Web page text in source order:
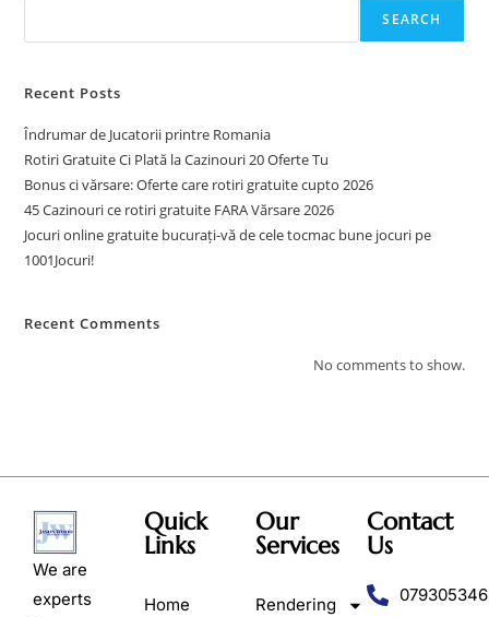
SEARCH
Recent Posts
Îndrumar de Jucatorii printre Romania
Rotiri Gratuite Ci Plată la Cazinouri 20 Oferte Tu
Bonus ci vărsare: Oferte care rotiri gratuite cupto 2026
45 Cazinouri ce rotiri gratuite FARA Vărsare 2026
Jocuri online gratuite bucurați-vă de cele tocmac bune jocuri pe
1001Jocuri!
Recent Comments
No comments to show.
We are
experts
Quick
Links
Home
Our
Services
Rendering
Contact
Us